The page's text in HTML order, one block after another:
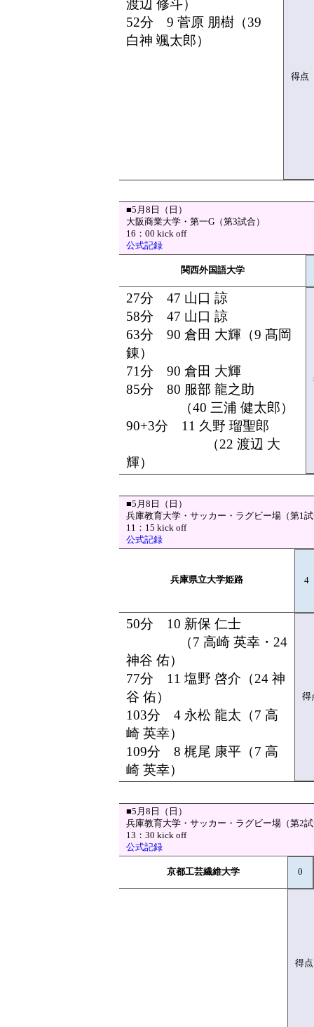
渡辺 修斗）
52分 9 菅原 朋樹（39
白神 颯太郎）
得点
■5月8日（日）
大阪商業大学・第一G（第3試合）
16：00 kick off
公式記録
関西外国語大学
27分 47 山口 諒
58分 47 山口 諒
63分 90 倉田 大輝（9 髙岡
錬）
71分 90 倉田 大輝
85分 80 服部 龍之助
（40 三浦 健太郎）
90+3分 11 久野 瑠聖郎
（22 渡辺 大
輝）
■5月8日（日）
兵庫教育大学・サッカー・ラグビー場（第1
11：15 kick off
公式記録
兵庫県立大学姫路 4
50分 10 新保 仁士
（7 高崎 英幸・24
神谷 佑）
77分 11 塩野 啓介（24 神
谷 佑）
103分 4 永松 龍太（7 高
崎 英幸）
109分 8 梶尾 康平（7 高
崎 英幸）
得
■5月8日（日）
兵庫教育大学・サッカー・ラグビー場（第2
13：30 kick off
公式記録
京都工芸繊維大学 0
得